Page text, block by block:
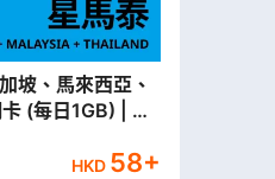
(每日1GB) | 旅
HKD 58+